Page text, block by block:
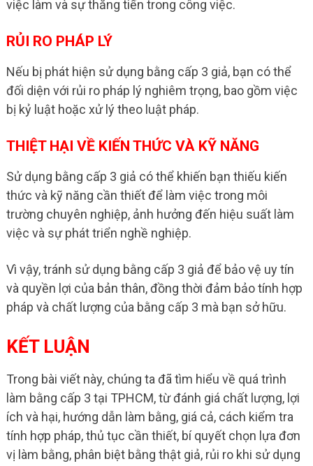
việc làm và sự thăng tiến trong công việc.
RỦI RO PHÁP LÝ
Nếu bị phát hiện sử dụng bằng cấp 3 giả, bạn có thể
đối diện với rủi ro pháp lý nghiêm trọng, bao gồm việc
bị kỷ luật hoặc xử lý theo luật pháp.
THIỆT HẠI VỀ KIẾN THỨC VÀ KỸ NĂNG
Sử dụng bằng cấp 3 giả có thể khiến bạn thiếu kiến
thức và kỹ năng cần thiết để làm việc trong môi
trường chuyên nghiệp, ảnh hưởng đến hiệu suất làm
việc và sự phát triển nghề nghiệp.
Vì vậy, tránh sử dụng bằng cấp 3 giả để bảo vệ uy tín
và quyền lợi của bản thân, đồng thời đảm bảo tính hợp
pháp và chất lượng của bằng cấp 3 mà bạn sở hữu.
KẾT LUẬN
Trong bài viết này, chúng ta đã tìm hiểu về quá trình
làm bằng cấp 3 tại TPHCM, từ đánh giá chất lượng, lợi
ích và hại, hướng dẫn làm bằng, giá cả, cách kiểm tra
tính hợp pháp, thủ tục cần thiết, bí quyết chọn lựa đơn
vị làm bằng, phân biệt bằng thật giả, rủi ro khi sử dụng